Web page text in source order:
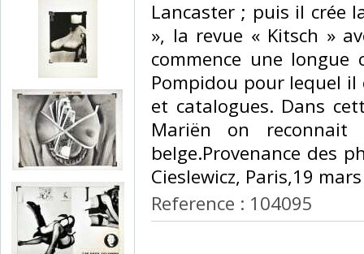
Lancaster ; puis il crée
», la revue « Kitsch »
commence une longue
Pompidou pour lequel il
et catalogues. Dans
Mariën on reconnait
belge.Provenance des
Cieslewicz, Paris,19
Reference : 104095